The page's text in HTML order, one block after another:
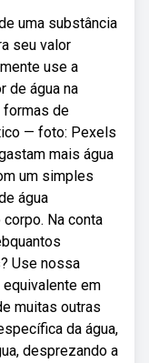
uma substância
seu valor
use a
de água na
formas de
— foto: Pexels
mais água
um simples
água
Na conta
Use nossa
em
muitas outras
da água,
desprezando a